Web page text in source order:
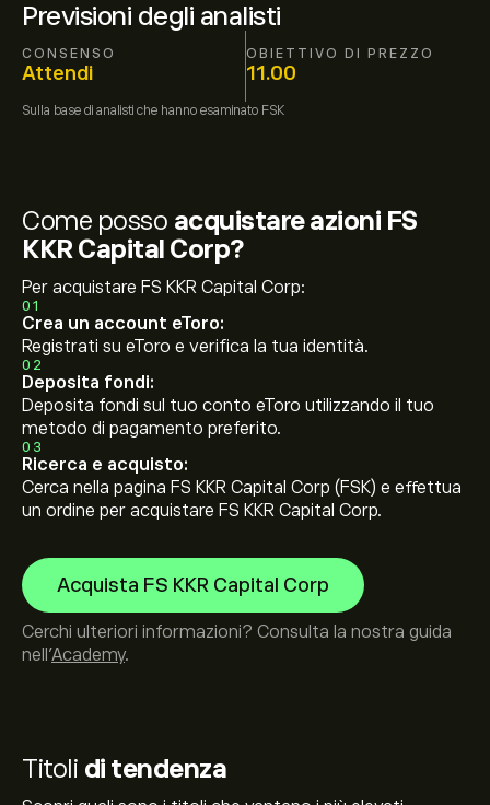
Previsioni degli analisti
CONSENSO
Attendi
OBIETTIVO DI PREZZO
11.00
Sulla base di analisti che hanno esaminato FSK
Titoli di tendenza
Come posso acquistare azioni FS
KKR Capital Corp?
Per acquistare FS KKR Capital Corp:
01
Crea un account eToro:
Registrati su eToro e verifica la tua identità.
02
Deposita fondi:
Deposita fondi sul tuo conto eToro utilizzando il tuo
metodo di pagamento preferito.
03
Ricerca e acquisto:
Cerca nella pagina FS KKR Capital Corp (FSK) e effettua
un ordine per acquistare FS KKR Capital Corp.
Acquista FS KKR Capital Corp
Cerchi ulteriori informazioni? Consulta la nostra guida
nell’Academy.